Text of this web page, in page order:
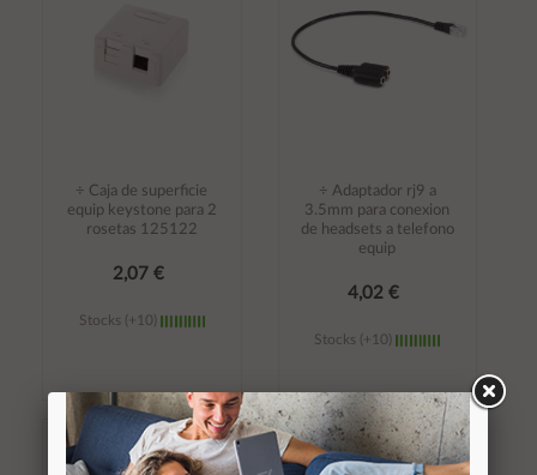
÷ Caja de superficie
equip keystone para 2
rosetas 125122
2,07 €
Stocks (+10)
Añadir al
carrito
÷ Adaptador rj9 a
3.5mm para conexion
de headsets a telefono
equip
4,02 €
Stocks (+10)
Añadir al
carrito